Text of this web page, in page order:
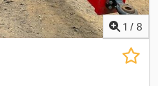
1 / 8